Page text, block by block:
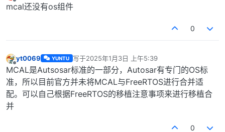
离线
mcal还没有os组件
0
离线
yt0069 YUNTU 写于2025年1月3日 上午5:39
最后由 编辑
MCAL是Autsosar标准的一部分，Autosar有专门的OS标
准，所以目前官方并未将MCAL与FreeRTOS进行合并适
配。可以自己根据FreeRTOS的移植注意事项来进行移植合
并
0